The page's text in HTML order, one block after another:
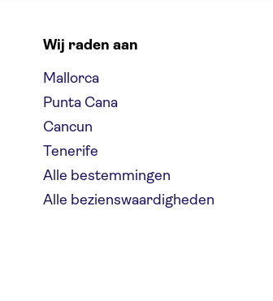
Wij raden aan
Mallorca
Punta Cana
Cancun
Tenerife
Alle bestemmingen
Alle bezienswaardigheden